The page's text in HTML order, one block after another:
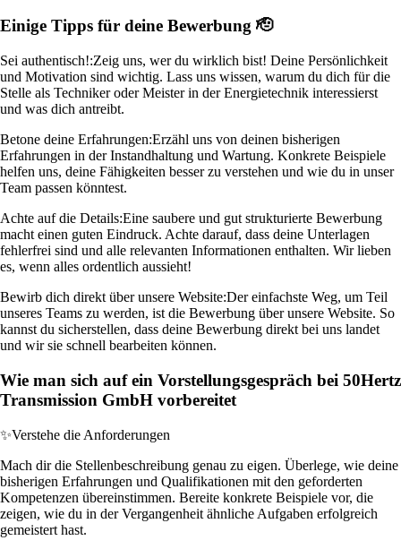
Einige Tipps für deine Bewerbung 🫡
Sei authentisch!:Zeig uns, wer du wirklich bist! Deine Persönlichkeit
und Motivation sind wichtig. Lass uns wissen, warum du dich für die
Stelle als Techniker oder Meister in der Energietechnik interessierst
und was dich antreibt.
Betone deine Erfahrungen:Erzähl uns von deinen bisherigen
Erfahrungen in der Instandhaltung und Wartung. Konkrete Beispiele
helfen uns, deine Fähigkeiten besser zu verstehen und wie du in unser
Team passen könntest.
Achte auf die Details:Eine saubere und gut strukturierte Bewerbung
macht einen guten Eindruck. Achte darauf, dass deine Unterlagen
fehlerfrei sind und alle relevanten Informationen enthalten. Wir lieben
es, wenn alles ordentlich aussieht!
Bewirb dich direkt über unsere Website:Der einfachste Weg, um Teil
unseres Teams zu werden, ist die Bewerbung über unsere Website. So
kannst du sicherstellen, dass deine Bewerbung direkt bei uns landet
und wir sie schnell bearbeiten können.
Wie man sich auf ein Vorstellungsgespräch bei 50Hertz
Transmission GmbH vorbereitet
✨Verstehe die Anforderungen
Mach dir die Stellenbeschreibung genau zu eigen. Überlege, wie deine
bisherigen Erfahrungen und Qualifikationen mit den geforderten
Kompetenzen übereinstimmen. Bereite konkrete Beispiele vor, die
zeigen, wie du in der Vergangenheit ähnliche Aufgaben erfolgreich
gemeistert hast.